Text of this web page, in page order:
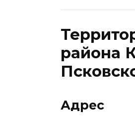
района
Адрес